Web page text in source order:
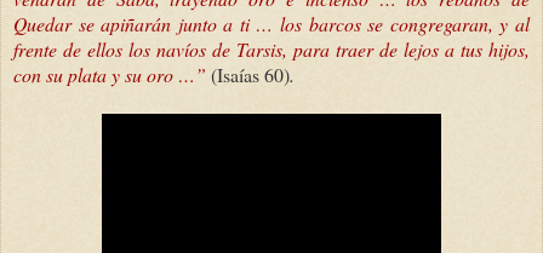
Quedar se apiñarán junto a ti … los barcos se congregaran, y al
frente de ellos los navíos de Tarsis, para traer de lejos a tus hijos,
con su plata y su oro …” (Isaías 60).